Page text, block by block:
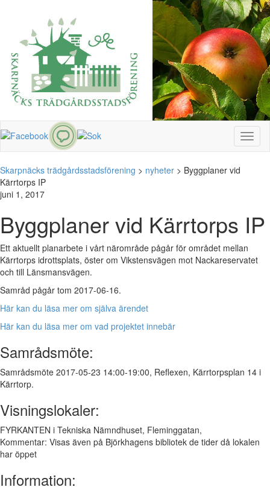
Skarpnäcks trädgårdsstadsförening > nyheter > Byggplaner vid
Kärrtorps IP
juni 1, 2017
Byggplaner vid Kärrtorps IP
Ett aktuellt planarbete i vårt närområde pågår för området mellan
Kärrtorps idrottsplats, öster om Vikstensvägen mot Nackareservatet
och till Länsmansvägen.
Samråd pågår tom 2017-06-16.
Här kan du läsa mer om själva ärendet
Här kan du läsa mer om vad projektet innebär
Samrådsmöte:
Samrådsmöte 2017-05-23 14:00-19:00, Reflexen, Kärrtorpsplan 14 i
Kärrtorp.
Visningslokaler:
FYRKANTEN i Tekniska Nämndhuset, Fleminggatan,
Kommentar: Visas även på Björkhagens bibliotek de tider då lokalen
har öppet
Information: